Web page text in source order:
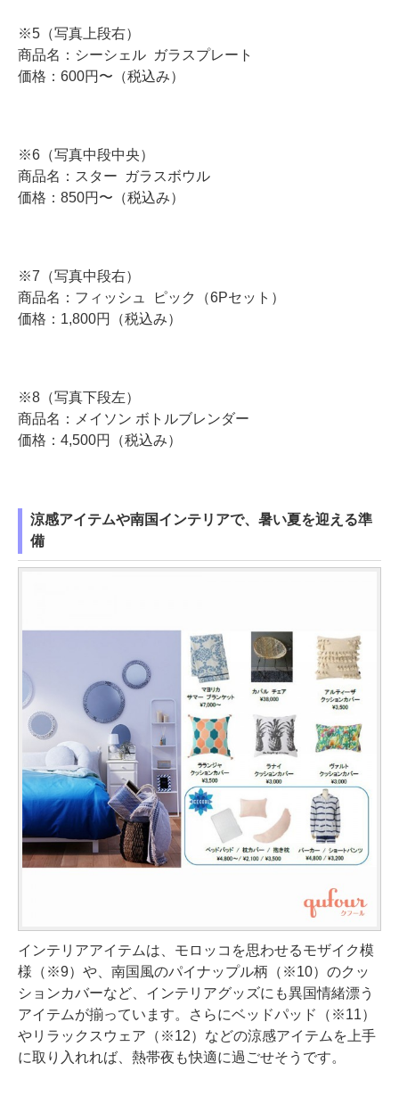
※5（写真上段右）
商品名：シーシェル ガラスプレート
価格：600円〜（税込み）
※6（写真中段中央）
商品名：スター ガラスボウル
価格：850円〜（税込み）
※7（写真中段右）
商品名：フィッシュ ピック（6Pセット）
価格：1,800円（税込み）
※8（写真下段左）
商品名：メイソン ボトルブレンダー
価格：4,500円（税込み）
涼感アイテムや南国インテリアで、暑い夏を迎える準
備
インテリアアイテムは、モロッコを思わせるモザイク模
様（※9）や、南国風のパイナップル柄（※10）のクッ
ションカバーなど、インテリアグッズにも異国情緒漂う
アイテムが揃っています。さらにベッドパッド（※11）
やリラックスウェア（※12）などの涼感アイテムを上手
に取り入れれば、熱帯夜も快適に過ごせそうです。